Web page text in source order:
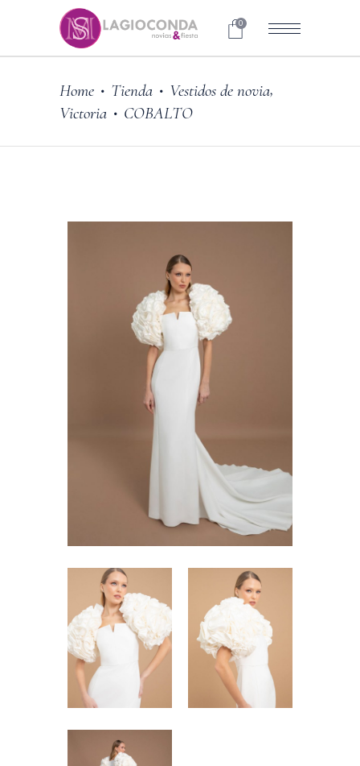
0
Home • Tienda • Vestidos de novia,
Victoria • COBALTO